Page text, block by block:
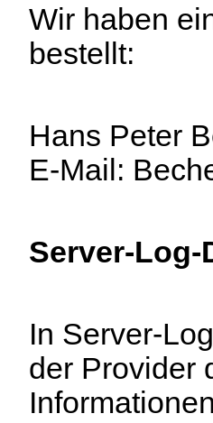
Wir haben
bestellt:
Hans Peter
E-Mail:
Server-Log-
In Server-
der Provider